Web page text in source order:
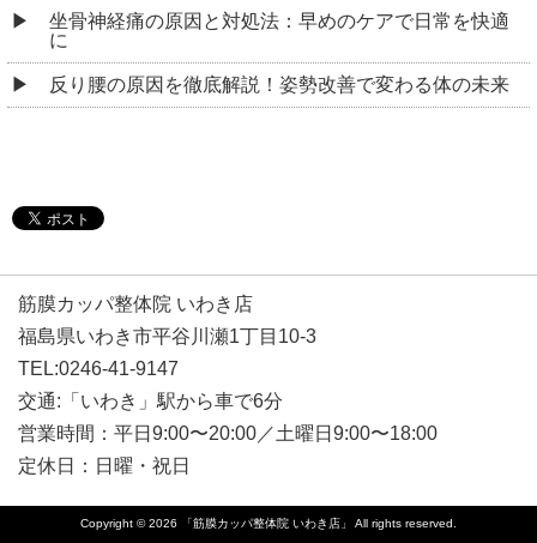
坐骨神経痛の原因と対処法：早めのケアで日常を快適
に
反り腰の原因を徹底解説！姿勢改善で変わる体の未来
筋膜カッパ整体院 いわき店
福島県いわき市平谷川瀬1丁目10-3
TEL:0246-41-9147
交通:「いわき」駅から車で6分
営業時間：平日9:00〜20:00／土曜日9:00〜18:00
定休日：日曜・祝日
Copyright © 2026 「筋膜カッパ整体院 いわき店」 All rights reserved.